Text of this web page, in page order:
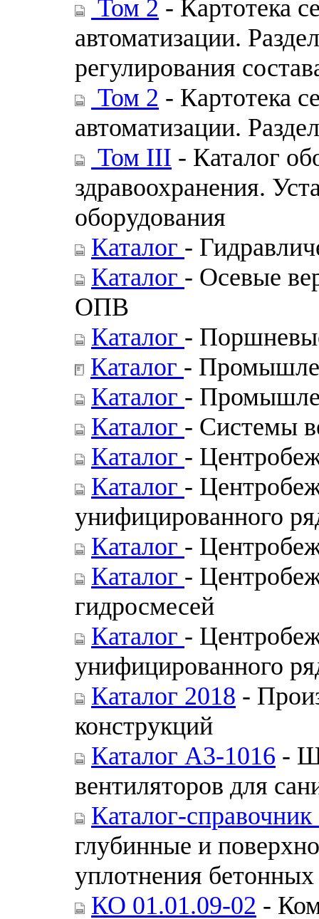
Том 2 - Картотека
автоматизации.
регулирования
Том 2 - Картотека
автоматизации.
Том III - Каталог
здравоохранения.
оборудования
Каталог -
Каталог - Осевые
ОПВ
Каталог -
Каталог -
Каталог -
Каталог - Системы
Каталог -
Каталог -
унифицированного
Каталог -
Каталог -
гидросмесей
Каталог -
унифицированного
Каталог 2018 -
конструкций
Каталог А3-1016 -
вентиляторов для
Каталог-
глубинные и
уплотнения
КО 01.01.09-02 -